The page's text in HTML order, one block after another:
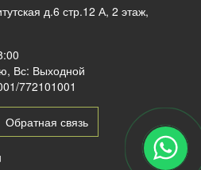
д.6 стр.12 А, 2 этаж,
Вс: Выходной
772101001
Обратная связь